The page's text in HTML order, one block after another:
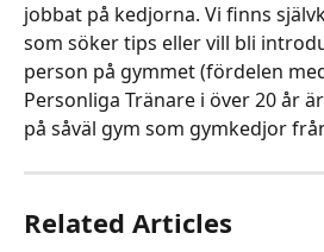
jobbat på kedjorna. Vi finns
som söker tips eller vill bli
person på gymmet (fördelen
Personliga Tränare i över 20 år
på såväl gym som gymkedjor
Related Articles